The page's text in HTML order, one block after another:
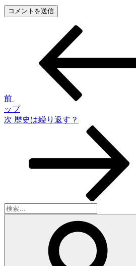
ゲ
ー
前
ップ
次
次 歴史は繰り返す？
検
索: